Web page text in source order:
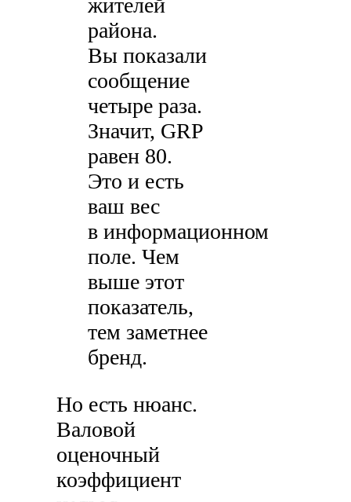
жителей
района.
Вы показали
сообщение
четыре раза.
Значит, GRP
равен 80.
Это и есть
ваш вес
в информационном
поле. Чем
выше этот
показатель,
тем заметнее
бренд.
Но есть нюанс.
Валовой
оценочный
коэффициент